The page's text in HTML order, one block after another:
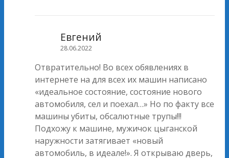
Евгений
28.06.2022
Отвратительно! Во всех обявлениях в
интернете на для всех их машин написано
«идеальное состояние, состояние нового
автомобиля, сел и поехал…» Но по факту все
машины убиты, обсалютные трупы!!!
Подхожу к машине, мужичок цыганской
наружности затягивает «новый
автомобиль, в идеале!». Я открываю дверь,